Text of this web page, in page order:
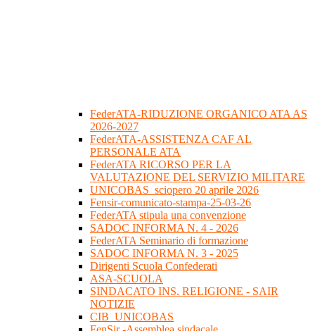
FederATA-RIDUZIONE ORGANICO ATA AS
2026-2027
FederATA-ASSISTENZA CAF AL
PERSONALE ATA
FederATA RICORSO PER LA
VALUTAZIONE DEL SERVIZIO MILITARE
UNICOBAS_sciopero 20 aprile 2026
Fensir-comunicato-stampa-25-03-26
FederATA stipula una convenzione
SADOC INFORMA N. 4 - 2026
FederATA Seminario di formazione
SADOC INFORMA N. 3 - 2025
Dirigenti Scuola Confederati
ASA-SCUOLA
SINDACATO INS. RELIGIONE - SAIR
NOTIZIE
CIB_UNICOBAS